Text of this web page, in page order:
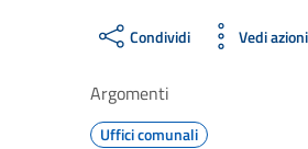
Condividi Vedi azioni
Argomenti
Uffici comunali